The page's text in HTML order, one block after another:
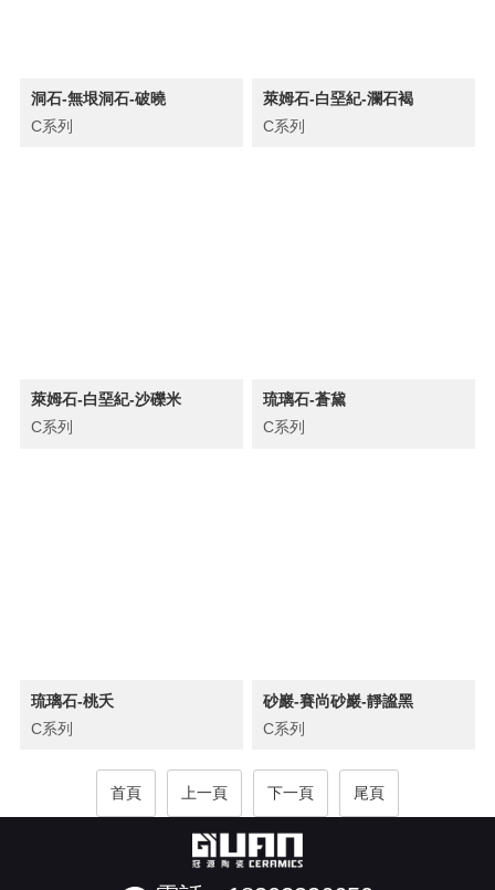
洞石-無垠洞石-破曉
C系列
萊姆石-白堊紀-瀾石褐
C系列
萊姆石-白堊紀-沙礫米
C系列
琉璃石-蒼黛
C系列
琉璃石-桃夭
C系列
砂巖-賽尚砂巖-靜謐黑
C系列
首頁 上一頁 下一頁 尾頁